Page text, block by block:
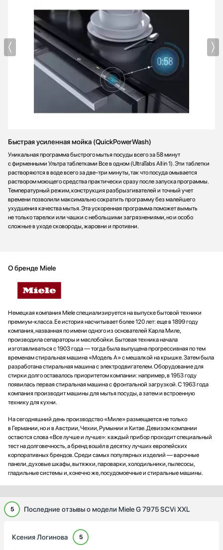
Быстрая усиленная мойка (QuickPowerWash)
Уникальная программа быстрого мытья посуды всего за 58 минут
с фирменными Ультра таблетками Все в одном (UltraTabs All in 1). Эти таблетки
растворяются в воде всего за две-три минуты, так что посуда омывается
раствором моющего средства практически сразу после запуска программы.
Температурный режим, конструкция разбрызгивателей и точный учет
времени позволили максимально сократить программу без малейшего
ухудшения качества мытья. Эта ускоренная программа поможет вымыть
не только тарелки или чашки с небольшими загрязнениями, но и особо
сложные в уходе сковороды, жаровни и противни.
О бренде Miele
Немецкая компания Miele специализируется на выпуске бытовой техники
премиум-класса. Ее история насчитывает более 120 лет: еще в 1899 году
компания, названная по имени одного из основателей Карла Миле,
производила сепараторы и маслобойки. Бытовая техника начала
изготавливаться с 1903 года — тогда была выпущена прогрессивная по тем
временам стиральная машина «Модель А» с мешалкой на крышке. Затем была
разработана стиральная машина с электродвигателем. Оборудование для
стирки долго оставалось приоритетом компании: например, в 1953 году
появилась первая стиральная машина с фронтальной загрузкой. С 1963 года
компания производит машины для мытья посуды, а затем и встроенную
технику для кухни.
На сегодняшний день производство «Миле» размещается не только
в Германии, но и в Австрии, Чехии, Румынии и Китае. Девизом компании
остаются слова «Все лучше и лучше»: каждый прибор проходит специальный
тест на долговечность, а бренд вошёл в десятку лучших европейских
корпоративных брендов. Среди самых популярных изделий — варочные
панели, духовые шкафы, вытяжки, пароварки, холодильники, пылесосы,
гладильные системы и, конечно же, посудомоечные и стиральные машины.
5 Последние отзывы о модели Miele G 7975 SCVi XXL
Ксения Логинова 5